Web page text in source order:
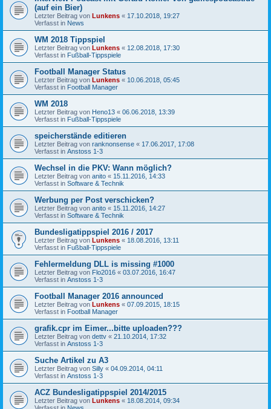
(auf ein Bier)
Letzter Beitrag von Lunkens « 17.10.2018, 19:27
Verfasst in News
WM 2018 Tippspiel
Letzter Beitrag von Lunkens « 12.08.2018, 17:30
Verfasst in Fußball-Tippspiele
Football Manager Status
Letzter Beitrag von Lunkens « 10.06.2018, 05:45
Verfasst in Football Manager
WM 2018
Letzter Beitrag von Heno13 « 06.06.2018, 13:39
Verfasst in Fußball-Tippspiele
speicherstände editieren
Letzter Beitrag von ranknonsense « 17.06.2017, 17:08
Verfasst in Anstoss 1-3
Wechsel in die PKV: Wann möglich?
Letzter Beitrag von anito « 15.11.2016, 14:33
Verfasst in Software & Technik
Werbung per Post verschicken?
Letzter Beitrag von anito « 15.11.2016, 14:27
Verfasst in Software & Technik
Bundesligatippspiel 2016 / 2017
Letzter Beitrag von Lunkens « 18.08.2016, 13:11
Verfasst in Fußball-Tippspiele
Fehlermeldung DLL is missing #1000
Letzter Beitrag von Flo2016 « 03.07.2016, 16:47
Verfasst in Anstoss 1-3
Football Manager 2016 announced
Letzter Beitrag von Lunkens « 07.09.2015, 18:15
Verfasst in Football Manager
grafik.cpr im Eimer...bitte uploaden???
Letzter Beitrag von dettv « 21.10.2014, 17:32
Verfasst in Anstoss 1-3
Suche Artikel zu A3
Letzter Beitrag von Silly « 04.09.2014, 04:11
Verfasst in Anstoss 1-3
ACZ Bundesligatippspiel 2014/2015
Letzter Beitrag von Lunkens « 18.08.2014, 09:34
Verfasst in News